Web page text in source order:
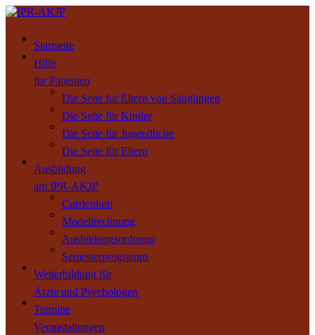
Startseite
Hilfe
für Patienten
Die Seite für Eltern von Säuglingen
Die Seite für Kinder
Die Seite für Jugendliche
Die Seite für Eltern
Ausbildung
am IPR-AKJP
Curriculum
Modellrechnung
Ausbildungsordnung
Semesterprogramm
Weiterbildung für
Ärzte und Psychologen
Termine
Veranstaltungen